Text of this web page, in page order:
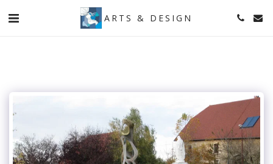
ARTS & DESIGN